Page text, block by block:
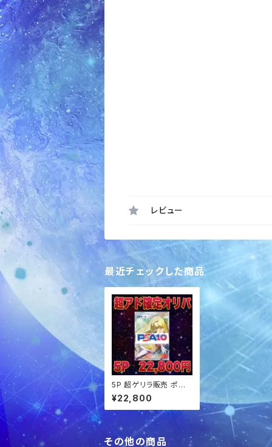
レビュー
最近チェックした商品
5P 超ゲリラ販売 ポケ
カ 超アド確定パック オ
リパ
¥22,800
その他の商品